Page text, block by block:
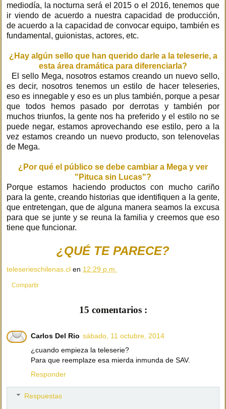
mediodía, la nocturna será el 2015 o el 2016, tenemos que
ir viendo de acuerdo a nuestra capacidad de producción,
de acuerdo a la capacidad de convocar equipo, también es
fundamental, guionistas, actores, etc.
¿Hay algún sello que han querido darle a la teleserie, a
esta área dramática para diferenciarla?
El sello Mega, nosotros estamos creando un nuevo sello,
es decir, nosotros tenemos un estilo de hacer teleseries,
eso es innegable y eso es un plus también, porque a pesar
que todos hemos pasado por derrotas y también por
muchos triunfos, la gente nos ha preferido y el estilo no se
puede negar, estamos aprovechando ese estilo, pero a la
vez estamos creando un nuevo producto, son telenovelas
de Mega.
¿Por qué el público se debe cambiar a Mega y ver
"Pituca sin Lucas"?
Porque estamos haciendo productos con mucho cariño
para la gente, creando historias que identifiquen a la gente,
que entretengan, que de alguna manera seamos la excusa
para que se junte y se reuna la familia y creemos que eso
tiene que funcionar.
¿QUÉ TE PARECE?
teleserieschilenas.cl en 12:29 p.m.
Compartir
15 comentarios :
Carlos Del Rio sábado, 11 octubre, 2014
¿cuando empieza la teleserie?
Para que reemplaze esa mierda inmunda de SAV.
Responder
Respuestas